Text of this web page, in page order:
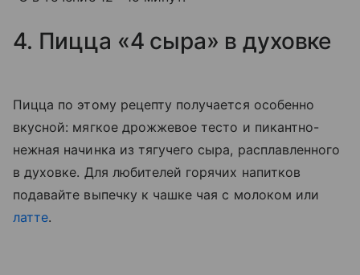
4. Пицца «4 сыра» в духовке
Пицца по этому рецепту получается особенно
вкусной: мягкое дрожжевое тесто и пикантно-
нежная начинка из тягучего сыра, расплавленного
в духовке. Для любителей горячих напитков
подавайте выпечку к чашке чая с молоком или
латте.